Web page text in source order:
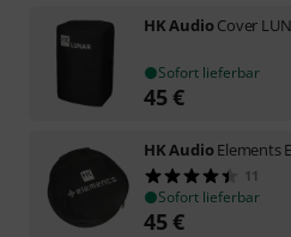
HK AudioCover
Sofort lieferbar
45€
HK AudioElements
11
Sofort lieferbar
45€